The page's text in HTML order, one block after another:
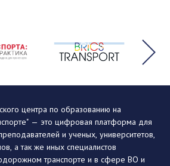
центра по образованию на
— это цифровая платформа для
и ученых, университетов,
а так же иных специалистов
транспорте и в сфере ВО и